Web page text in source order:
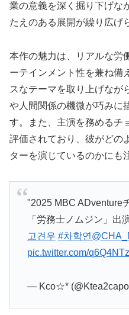
業の意義を深く掘り下げな
たえのある展開が繰り広げ
本作の魅力は、リアルな労
ーテインメント性を兼ね備
スなテーマを取り上げなが
や人間関係の機微が巧みに
す。また、主演を務めるチ
評価されており、彼がどの
ターを演じているのかにも
"2025 MBC ADventure
「労務士ノムジン」出
고견우 #차학연
pic.twitter.com/
— Kco☆*